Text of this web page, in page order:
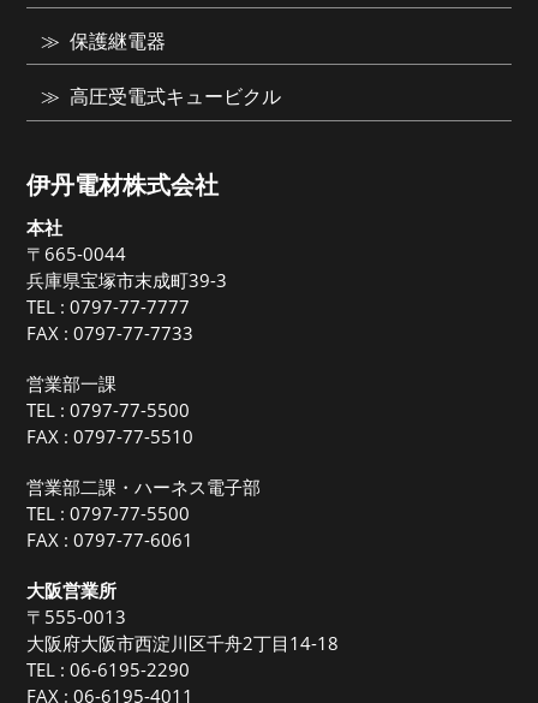
伊丹電材株式会社
本社
〒665-0044
兵庫県宝塚市末成町39-3
TEL :0797-77-7777
FAX : 0797-77-7733
営業部一課
TEL :0797-77-5500
FAX : 0797-77-5510
営業部二課・ハーネス電子部
TEL :0797-77-5500
FAX : 0797-77-6061
大阪営業所
〒555-0013
大阪府大阪市西淀川区千舟2丁目14-18
TEL :06-6195-2290
FAX : 06-6195-4011
保護継電器
高圧受電式キュービクル